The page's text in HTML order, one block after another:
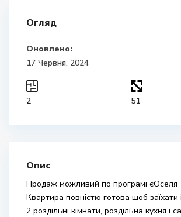
Огляд
Оновлено:
17 Червня, 2024
2 51
Опис
Продаж можливий по програмі єОселя
Квартира повністю готова щоб заїхати
2 роздільні кімнати, роздільна кухня і